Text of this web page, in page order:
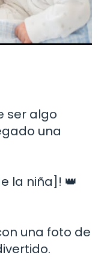
ser algo
una
la niña]! 👑
una foto de